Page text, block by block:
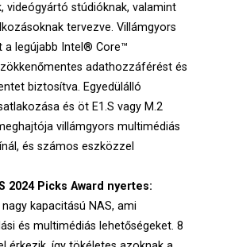
videógyártó stúdióknak, valamint
tervezve. Villámgyors
a legújabb Intel® Core™
adathozzáférést és
biztosítva. Egyedülálló
és öt E1.S vagy M.2
villámgyors multimédiás
és számos eszközzel
2024 Picks Award nyertes:
kapacitású NAS, ami
és multimédiás lehetőségeket. 8